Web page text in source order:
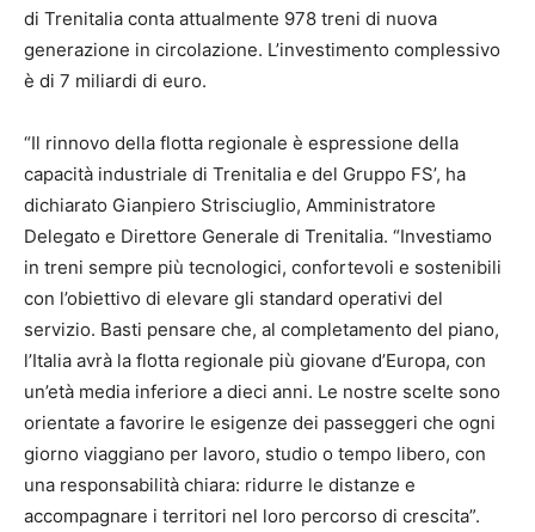
di Trenitalia conta attualmente 978 treni di nuova
generazione in circolazione. L’investimento complessivo
è di 7 miliardi di euro.
“Il rinnovo della flotta regionale è espressione della
capacità industriale di Trenitalia e del Gruppo FS’, ha
dichiarato Gianpiero Strisciuglio, Amministratore
Delegato e Direttore Generale di Trenitalia. “Investiamo
in treni sempre più tecnologici, confortevoli e sostenibili
con l’obiettivo di elevare gli standard operativi del
servizio. Basti pensare che, al completamento del piano,
l’Italia avrà la flotta regionale più giovane d’Europa, con
un’età media inferiore a dieci anni. Le nostre scelte sono
orientate a favorire le esigenze dei passeggeri che ogni
giorno viaggiano per lavoro, studio o tempo libero, con
una responsabilità chiara: ridurre le distanze e
accompagnare i territori nel loro percorso di crescita”.